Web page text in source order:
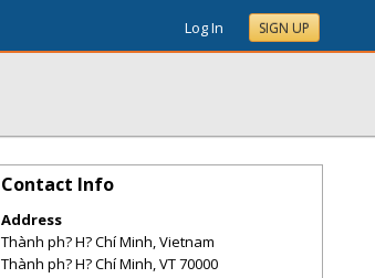
Log In SIGN UP
Contact Info
Address
Thành ph? H? Chí Minh, Vietnam
Thành ph? H? Chí Minh,VT70000